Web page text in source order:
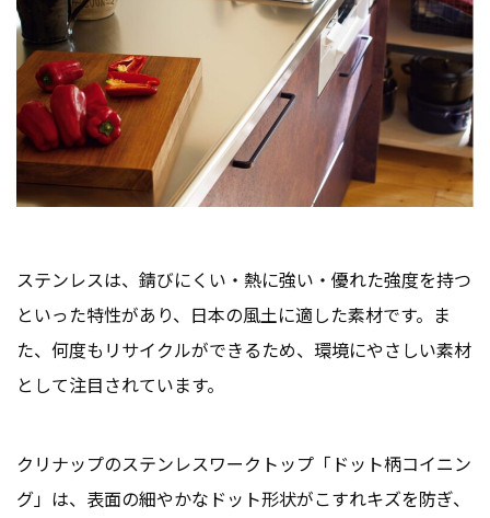
ステンレスは、錆びにくい・熱に強い・優れた強度を持つ
といった特性があり、日本の風土に適した素材です。ま
た、何度もリサイクルができるため、環境にやさしい素材
として注目されています。
クリナップのステンレスワークトップ「ドット柄コイニン
グ」は、表面の細やかなドット形状がこすれキズを防ぎ、